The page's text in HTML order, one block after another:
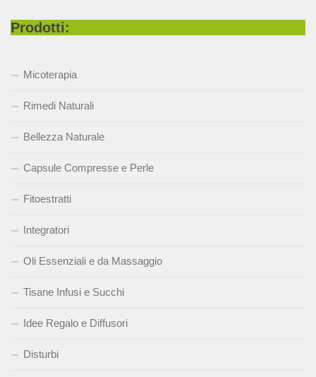
Prodotti:
Micoterapia
Rimedi Naturali
Bellezza Naturale
Capsule Compresse e Perle
Fitoestratti
Integratori
Oli Essenziali e da Massaggio
Tisane Infusi e Succhi
Idee Regalo e Diffusori
Disturbi